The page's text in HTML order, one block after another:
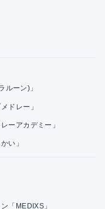
ルーン)」
ドレー」
ーアカデミー」
い」
「MEDIXS」